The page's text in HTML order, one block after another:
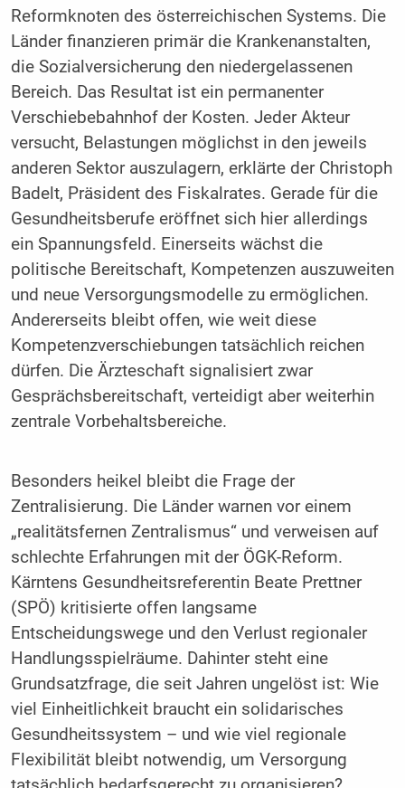
Reformknoten des österreichischen Systems. Die
Länder finanzieren primär die Krankenanstalten,
die Sozialversicherung den niedergelassenen
Bereich. Das Resultat ist ein permanenter
Verschiebebahnhof der Kosten. Jeder Akteur
versucht, Belastungen möglichst in den jeweils
anderen Sektor auszulagern, erklärte der Christoph
Badelt, Präsident des Fiskalrates. Gerade für die
Gesundheitsberufe eröffnet sich hier allerdings
ein Spannungsfeld. Einerseits wächst die
politische Bereitschaft, Kompetenzen auszuweiten
und neue Versorgungsmodelle zu ermöglichen.
Andererseits bleibt offen, wie weit diese
Kompetenzverschiebungen tatsächlich reichen
dürfen. Die Ärzteschaft signalisiert zwar
Gesprächsbereitschaft, verteidigt aber weiterhin
zentrale Vorbehaltsbereiche.
Besonders heikel bleibt die Frage der
Zentralisierung. Die Länder warnen vor einem
„realitätsfernen Zentralismus“ und verweisen auf
schlechte Erfahrungen mit der ÖGK-Reform.
Kärntens Gesundheitsreferentin Beate Prettner
(SPÖ) kritisierte offen langsame
Entscheidungswege und den Verlust regionaler
Handlungsspielräume. Dahinter steht eine
Grundsatzfrage, die seit Jahren ungelöst ist: Wie
viel Einheitlichkeit braucht ein solidarisches
Gesundheitssystem – und wie viel regionale
Flexibilität bleibt notwendig, um Versorgung